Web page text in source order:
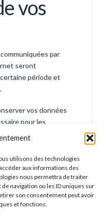
utilisons des technologies
aux informations des
nous permettra de traiter
navigation ou les ID uniques sur
son consentement peut avoir
et fonctions.
vos
par
seront
période et
vos données
pour les
aux
vos